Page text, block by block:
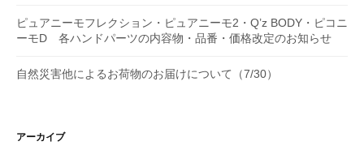
ピュアニーモフレクション・ピュアニーモ2・Q’z BODY・ピコニ
ーモD 各ハンドパーツの内容物・品番・価格改定のお知らせ
自然災害他によるお荷物のお届けについて（7/30）
アーカイブ